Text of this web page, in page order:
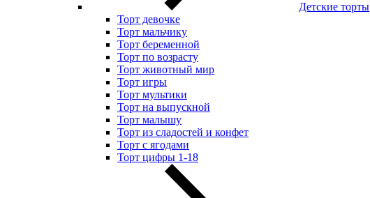
Детские торты
Торт девочке
Торт мальчику
Торт беременной
Торт по возрасту
Торт животный мир
Торт игры
Торт мультики
Торт на выпускной
Торт малышу
Торт из сладостей и конфет
Торт с ягодами
Торт цифры 1-18